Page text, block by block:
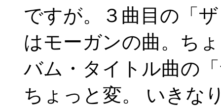
ですが。３曲目の「
はモーガンの曲。ち
バム・タイトル曲の
ちょっと変。 いきな